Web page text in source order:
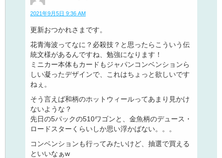
2021年9月5日 9:36 AM
更新おつかれさまです。
花青海波ってなに？必殺技？と思ったらこういう伝
統文様があるんですね、勉強になります！
ミニカー本体もカードもジャパンコンベンションら
しい凝ったデザインで、これはちょっと欲しいです
ねぇ。
そう言えば和柄のホットウィールってあまり見かけ
ないような？
先日の5パックの510ワゴンと、金魚柄のデュース・
ロードスターくらいしか思い浮かばない。。。
コンベンションも行ってみたいけど、抽選で買える
といいなぁw